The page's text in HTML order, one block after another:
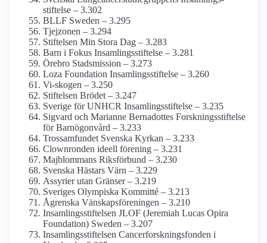
stiftelse – 3.302
BLLF Sweden – 3.295
Tjejzonen – 3.294
Stiftelsen Min Stora Dag – 3.283
Barn i Fokus Insamlings­stiftelse – 3.281
Örebro Stadsmission – 3.273
Loza Foundation Insamlings­stiftelse – 3.260
Vi-skogen – 3.250
Stiftelsen Brödet – 3.247
Sverige för UNHCR Insamlings­stiftelse – 3.235
Sigvard och Marianne Bernadottes Forskningss­tiftelse
för Barnögon­vård – 3.233
Trossamfundet Svenska Kyrkan – 3.233
Clownronden ideell förening – 3.231
Majblommans Riksförbund – 3.230
Svenska Hästars Värn – 3.229
Assyrier utan Gränser – 3.219
Sveriges Olympiska Kommitté – 3.213
Ågrenska Vänskapsföreningen – 3.210
Insamlings­stiftelsen JLOF (Jeremiah Lucas Opira
Foundation) Sweden – 3.207
Insamlings­stiftelsen Cancerforsknings­fonden i